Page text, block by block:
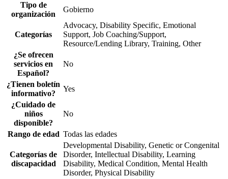
Tipo de
organización
Gobierno
Categorías
Advocacy, Disability Specific, Emotional
Support, Job Coaching/Support,
Resource/Lending Library, Training, Other
¿Se ofrecen
servicios en
Español?
No
¿Tienen boletín
informativo?
Yes
¿Cuidado de
niños
disponible?
No
Rango de edad Todas las edades
Categorías de
discapacidad
Developmental Disability, Genetic or Congenital
Disorder, Intellectual Disability, Learning
Disability, Medical Condition, Mental Health
Disorder, Physical Disability